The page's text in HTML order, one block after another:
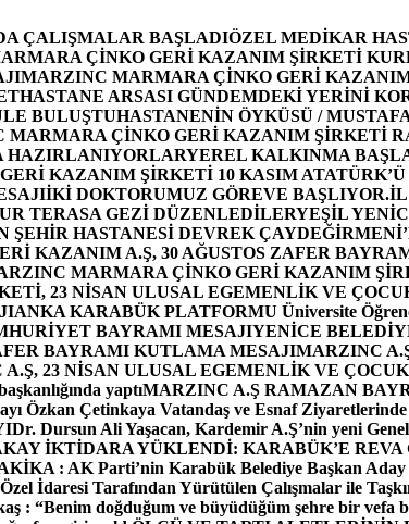
ÇALIŞMALAR BAŞLADIÖZEL MEDİKAR
ÇİNKO GERİ KAZANIM ŞİRKETİ
MARZINC MARMARA ÇİNKO GERİ
HASTANE ARSASI GÜNDEMDEKİ YERİNİ
BULUŞTUHASTANENİN ÖYKÜSÜ /
MARMARA ÇİNKO GERİ KAZANIM ŞİRKETİ
HAZIRLANIYORLARYEREL KALKINMA
KAZANIM ŞİRKETİ 10 KASIM
İKİ DOKTORUMUZ GÖREVE BAŞLIYOR.İL
TERASA GEZİ DÜZENLEDİLERYEŞİL
ŞEHİR HASTANESİ DEVREK
KAZANIM A.Ş, 30 AĞUSTOS ZAFER
MARMARA ÇİNKO GERİ KAZANIM
23 NİSAN ULUSAL EGEMENLİK VE
ANKA KARABÜK PLATFORMU Üniversite
BAYRAMI MESAJIYENİCE
BAYRAMI KUTLAMA MESAJIMARZINC
23 NİSAN ULUSAL EGEMENLİK VE
yaptıMARZINC A.Ş RAMAZAN
Özkan Çetinkaya Vatandaş ve Esnaf
Dr. Dursun Ali Yaşacan, Kardemir A.Ş’nin yeni
İKTİDARA YÜKLENDİ: KARABÜK’E REVA
: AK Parti’nin Karabük Belediye Başkan
İdaresi Tarafından Yürütülen Çalışmalar ile
: “Benim doğduğum ve büyüdüğüm şehre bir vefa